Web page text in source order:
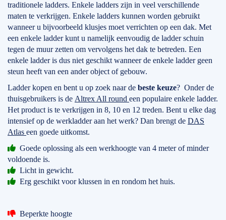
traditionele ladders. Enkele ladders zijn in veel verschillende
maten te verkrijgen. Enkele ladders kunnen worden gebruikt
wanneer u bijvoorbeeld klusjes moet verrichten op een dak. Met
een enkele ladder kunt u namelijk eenvoudig de ladder schuin
tegen de muur zetten om vervolgens het dak te betreden. Een
enkele ladder is dus niet geschikt wanneer de enkele ladder geen
steun heeft van een ander object of gebouw.
Ladder kopen en bent u op zoek naar de beste keuze? Onder de
thuisgebruikers is de Altrex All round een populaire enkele ladder.
Het product is te verkrijgen in 8, 10 en 12 treden. Bent u elke dag
intensief op de werkladder aan het werk? Dan brengt de DAS
Atlas een goede uitkomst.
Goede oplossing als een werkhoogte van 4 meter of minder
voldoende is.
Licht in gewicht.
Erg geschikt voor klussen in en rondom het huis.
Beperkte hoogte